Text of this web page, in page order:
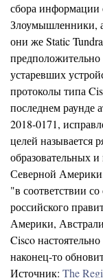
сбора
Злоумышленники,
они же Static
предположительно
устаревших
протоколы типа
последнем раунде
2018-0171,
целей называется
образовательных
Северной
"в соответствии
российского
Америки,
Cisco
наконец-то
Источник: The